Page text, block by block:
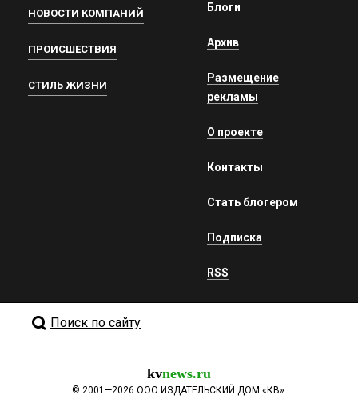
НОВОСТИ КОМПАНИЙ
ПРОИСШЕСТВИЯ
СТИЛЬ ЖИЗНИ
Блоги
Архив
Размещение
рекламы
О проекте
Контакты
Стать блогером
Подписка
RSS
Поиск по сайту
kvnews.ru
© 2001—2026 ООО ИЗДАТЕЛЬСКИЙ ДОМ «КВ».